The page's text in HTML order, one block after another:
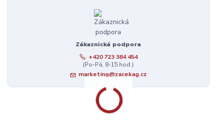
Zákaznická podpora
+420 723 384 454
(Po-Pá, 8-15 hod.)
marketing@zacekag.cz